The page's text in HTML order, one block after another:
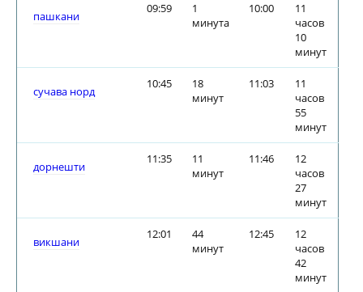
пашкани
09:59
1
минута
10:00
11
часов
10
минут
сучава норд
10:45
18
минут
11:03
11
часов
55
минут
дорнешти
11:35
11
минут
11:46
12
часов
27
минут
викшани
12:01
44
минут
12:45
12
часов
42
минут